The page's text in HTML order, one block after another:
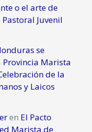
o el arte de
Juvenil
se
Provincia Marista
de la
y Laicos
en El Pacto
Marista de